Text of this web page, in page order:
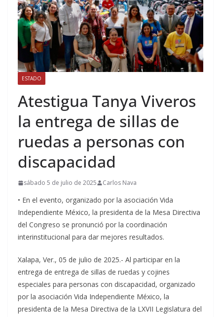
ESTADO
Atestigua Tanya Viveros
la entrega de sillas de
ruedas a personas con
discapacidad
sábado 5 de julio de 2025 Carlos Nava
• En el evento, organizado por la asociación Vida
Independiente México, la presidenta de la Mesa Directiva
del Congreso se pronunció por la coordinación
interinstitucional para dar mejores resultados.
Xalapa, Ver., 05 de julio de 2025.- Al participar en la
entrega de entrega de sillas de ruedas y cojines
especiales para personas con discapacidad, organizado
por la asociación Vida Independiente México, la
presidenta de la Mesa Directiva de la LXVII Legislatura del